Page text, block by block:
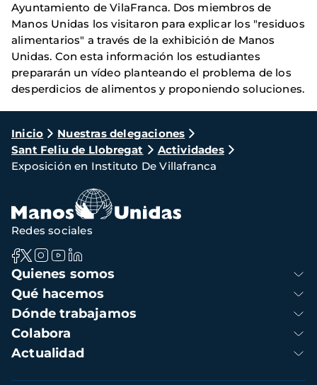
Ayuntamiento de VilaFranca. Dos miembros de
Manos Unidas los visitaron para explicar los "residuos
alimentarios" a través de la exhibición de Manos
Unidas. Con esta información los estudiantes
prepararán un vídeo planteando el problema de los
desperdicios de alimentos y proponiendo soluciones.
Ruta
de
navegación
Inicio
Nuestras delegaciones
Sant Feliu de Llobregat
Actividades
Exposición en Instituto De Villafranca
Navegación
principal
Quienes somos
Qué hacemos
Dónde trabajamos
Colabora
Actualidad
Redes sociales